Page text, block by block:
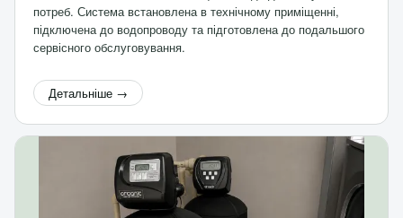
потреб. Система встановлена в технічному приміщенні,
підключена до водопроводу та підготовлена до подальшого
сервісного обслуговування.
Детальніше →